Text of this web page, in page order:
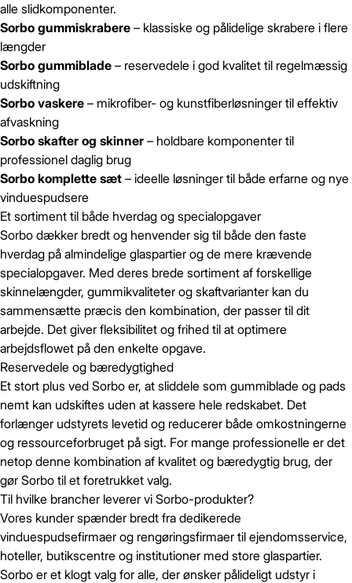
alle slidkomponenter.
Sorbo gummiskrabere – klassiske og pålidelige skrabere i flere
længder
Sorbo gummiblade – reservedele i god kvalitet til regelmæssig
udskiftning
Sorbo vaskere – mikrofiber- og kunstfiberløsninger til effektiv
afvaskning
Sorbo skafter og skinner – holdbare komponenter til
professionel daglig brug
Sorbo komplette sæt – ideelle løsninger til både erfarne og nye
vinduespudsere
Et sortiment til både hverdag og specialopgaver
Sorbo dækker bredt og henvender sig til både den faste
hverdag på almindelige glaspartier og de mere krævende
specialopgaver. Med deres brede sortiment af forskellige
skinnelængder, gummikvaliteter og skaftvarianter kan du
sammensætte præcis den kombination, der passer til dit
arbejde. Det giver fleksibilitet og frihed til at optimere
arbejdsflowet på den enkelte opgave.
Reservedele og bæredygtighed
Et stort plus ved Sorbo er, at sliddele som gummiblade og pads
nemt kan udskiftes uden at kassere hele redskabet. Det
forlænger udstyrets levetid og reducerer både omkostningerne
og ressourceforbruget på sigt. For mange professionelle er det
netop denne kombination af kvalitet og bæredygtig brug, der
gør Sorbo til et foretrukket valg.
Til hvilke brancher leverer vi Sorbo-produkter?
Vores kunder spænder bredt fra dedikerede
vinduespudsefirmaer og rengøringsfirmaer til ejendomsservice,
hoteller, butikscentre og institutioner med store glaspartier.
Sorbo er et klogt valg for alle, der ønsker pålideligt udstyr i